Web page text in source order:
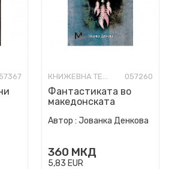
КНИЖЕВНА ТЕОРИЈА И КРИТИКА 057260
Фантастиката во
македонската
и млади
Автор : Јованка Денкова
360 МКД
5,83 EUR